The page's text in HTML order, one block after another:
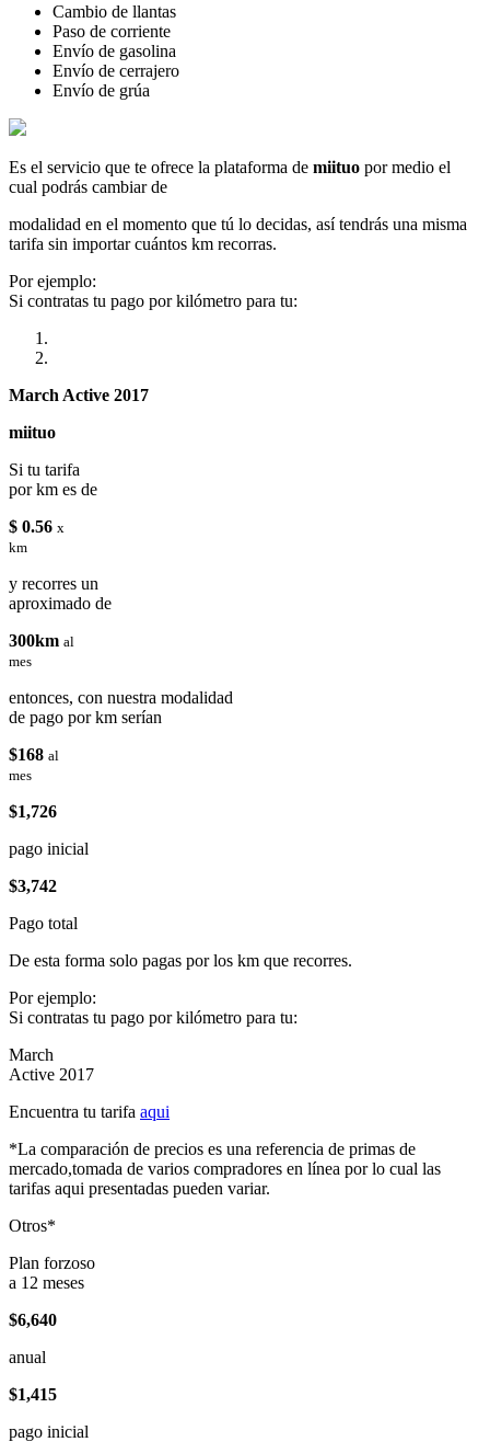
Cambio de llantas
Paso de corriente
Envío de gasolina
Envío de cerrajero
Envío de grúa
Es el servicio que te ofrece la plataforma de miituo por medio el
cual podrás cambiar de
modalidad en el momento que tú lo decidas, así tendrás una misma
tarifa sin importar cuántos km recorras.
Por ejemplo:
Si contratas tu pago por kilómetro para tu:
March Active 2017
miituo
Si tu tarifa
por km es de
$ 0.56 x
km
y recorres un
aproximado de
300km al
mes
entonces, con nuestra modalidad
de pago por km serían
$168 al
mes
$1,726
pago inicial
$3,742
Pago total
De esta forma solo pagas por los km que recorres.
Por ejemplo:
Si contratas tu pago por kilómetro para tu:
March
Active 2017
Encuentra tu tarifa aqui
*La comparación de precios es una referencia de primas de
mercado,tomada de varios compradores en línea por lo cual las
tarifas aqui presentadas pueden variar.
Otros*
Plan forzoso
a 12 meses
$6,640
anual
$1,415
pago inicial